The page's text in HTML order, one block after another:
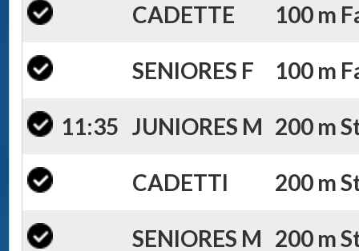
CADETTE 100 m
SENIORES F 100 m
11:35 JUNIORES M 200 m
CADETTI 200 m
SENIORES M 200 m